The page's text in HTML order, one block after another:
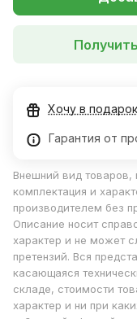
Хочу в подарок
Гарантия от
Внешний вид товаров,
комплектация и
производителем без
Описание носит
характер и не может
претензий. Вся
касающаяся
складе, стоимости
характер и ни при